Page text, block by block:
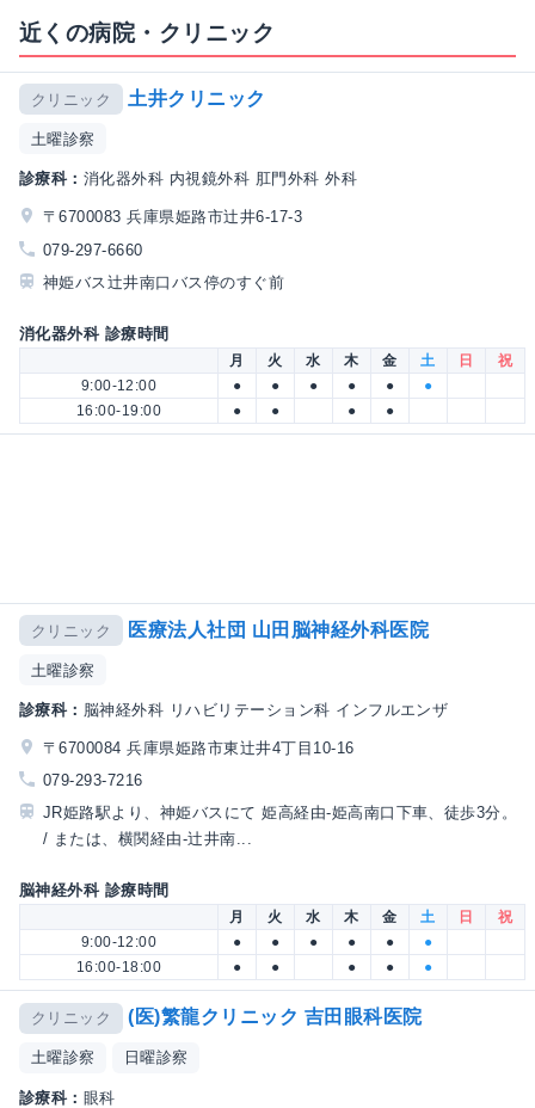
近くの病院・クリニック
クリニック 土井クリニック
土曜診察
診療科： 消化器外科 内視鏡外科 肛門外科 外科
〒6700083 兵庫県姫路市辻井6-17-3
079-297-6660
神姫バス辻井南口バス停のすぐ前
消化器外科 診療時間
月 火 水 木 金 土 日
祝
9:00-12:00
● ● ● ● ●
●
16:00-19:00
● ● ● ●
クリニック 医療法人社団 山田脳神経外科医院
土曜診察
診療科： 脳神経外科 リハビリテーション科 インフルエンザ
〒6700084 兵庫県姫路市東辻井4丁目10-16
079-293-7216
JR姫路駅より、神姫バスにて 姫高経由-姫高南口下車、徒歩3分。
/ または、横関経由-辻井南...
脳神経外科 診療時間
月 火 水 木 金 土 日
祝
9:00-12:00
● ● ● ● ●
●
16:00-18:00
● ● ● ● ●
クリニック (医)繁龍クリニック 吉田眼科医院
土曜診察 日曜診察
診療科： 眼科